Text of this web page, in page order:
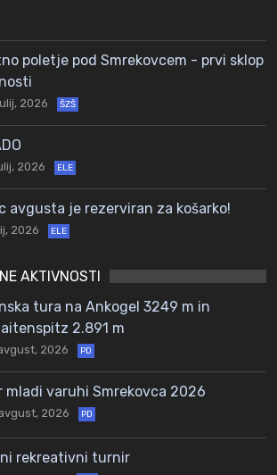
poletje pod Smrekovcem - prvi sklop
2026 ŠZŠ
2026 ELE
avgusta je rezerviran za košarko!
2026 ELE
AKTIVNOSTI
tura na Ankogel 3249 m in
2.891 m
2026 PD
mladi varuhi Smrekovca 2026
2026 PD
rekreativni turnir